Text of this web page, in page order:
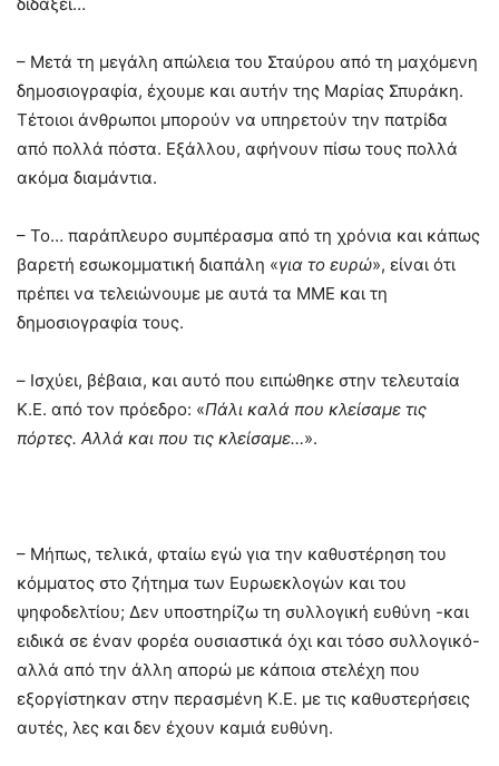
– Μετά τη μεγάλη απώλεια του Σταύρου από τη μαχόμενη
δημοσιογραφία, έχουμε και αυτήν της Μαρίας Σπυράκη.
Τέτοιοι άνθρωποι μπορούν να υπηρετούν την πατρίδα
από πολλά πόστα. Εξάλλου, αφήνουν πίσω τους πολλά
ακόμα διαμάντια.
– Το… παράπλευρο συμπέρασμα από τη χρόνια και κάπως
βαρετή εσωκομματική διαπάλη «για το ευρώ», είναι ότι
πρέπει να τελειώνουμε με αυτά τα ΜΜΕ και τη
δημοσιογραφία τους.
– Ισχύει, βέβαια, και αυτό που ειπώθηκε στην τελευταία
Κ.Ε. από τον πρόεδρο: «Πάλι καλά που κλείσαμε τις
πόρτες. Αλλά και που τις κλείσαμε…».
– Μήπως, τελικά, φταίω εγώ για την καθυστέρηση του
κόμματος στο ζήτημα των Ευρωεκλογών και του
ψηφοδελτίου; Δεν υποστηρίζω τη συλλογική ευθύνη -και
ειδικά σε έναν φορέα ουσιαστικά όχι και τόσο συλλογικό-
αλλά από την άλλη απορώ με κάποια στελέχη που
εξοργίστηκαν στην περασμένη Κ.Ε. με τις καθυστερήσεις
αυτές, λες και δεν έχουν καμιά ευθύνη.